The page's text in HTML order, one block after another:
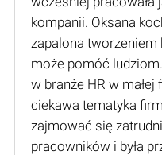
kompanii. Oksana
zapalona tworzeniem
może pomóć
w branże HR w małej
ciekawa tematyka
zajmować się
pracowników i była